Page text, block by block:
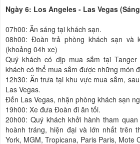
Ngày 6: Los Angeles - Las Vegas
07h00: Ăn sáng tại khách sạn.
08h00: Đoàn trả phòng khách sạn và
(khoảng 04h xe)
Quý khách có dịp mua sắm tại
khách có thể mua sắm được những món
12h30: Ăn trưa tại khu vực mua sắm,
Las Vegas.
Đến Las Vegas, nhận phòng khách sạn
19h00: Xe đưa Đoàn đi ăn tối.
20h00: Quý khách khởi hành tham
hoành tráng, hiện đại và lớn nhất trên
York, MGM, Tropicana, Paris Paris, Mote